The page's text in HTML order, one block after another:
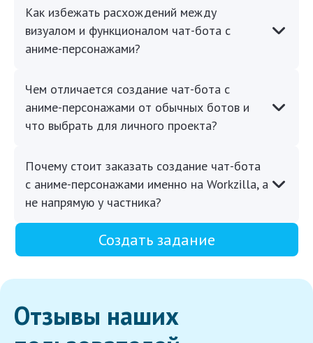
Как избежать расхождений между
визуалом и функционалом чат-бота с
аниме-персонажами?
Чем отличается создание чат-бота с
аниме-персонажами от обычных ботов и
что выбрать для личного проекта?
Почему стоит заказать создание чат-бота
с аниме-персонажами именно на Workzilla, а
не напрямую у частника?
Создать задание
Отзывы наших